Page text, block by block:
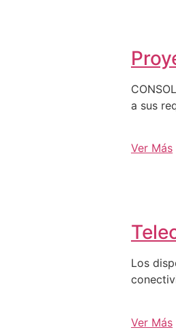
a sus
Ver Más
Los
Ver Más